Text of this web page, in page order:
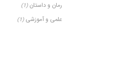
رمان و داستان (1)
علمی و آموزشی (1)